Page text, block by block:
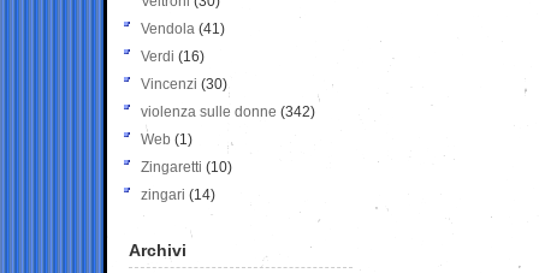
Vendola (41)
Verdi (16)
Vincenzi (30)
violenza sulle donne (342)
Web (1)
Zingaretti (10)
zingari (14)
Archivi